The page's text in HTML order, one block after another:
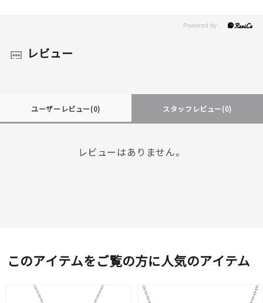
レビュー
ユーザーレビュー(0) スタッフレビュー(0)
レビューはありません。
このアイテムをご覧の方に人気のアイテム